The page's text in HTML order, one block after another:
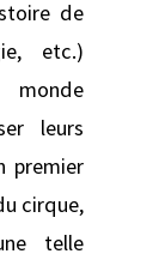
de
etc.)
leurs
premier
cirque,
telle